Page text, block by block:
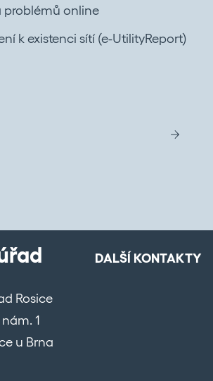
problémů online
k existenci sítí (e-UtilityReport)
DALŠÍ KONTAKTY
Rosice
1
u Brna